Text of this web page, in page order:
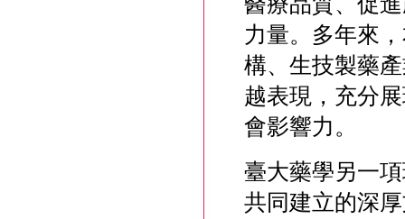
力量。多年來
構、生技製藥
越表現，充分
會影響力。
臺大藥學另一
共同建立的深